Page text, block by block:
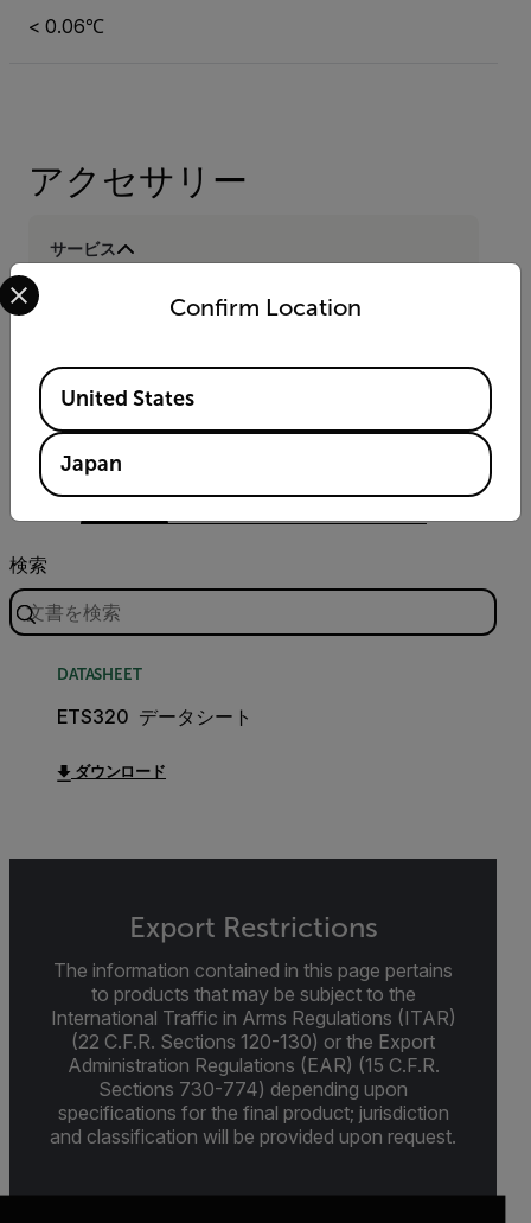
< 0.06℃
アクセサリー
サービス
資料とサポート
文書類 サポートへのお問い合わせ
検索
DATASHEET
ETS320 データシート
ダウンロード
Export Restrictions
The information contained in this page pertains
to products that may be subject to the
International Traffic in Arms Regulations (ITAR)
(22 C.F.R. Sections 120-130) or the Export
Administration Regulations (EAR) (15 C.F.R.
Sections 730-774) depending upon
specifications for the final product; jurisdiction
and classification will be provided upon request.
Confirm Location
Select your preferred country and language from the
Available Locations
United States
Japan